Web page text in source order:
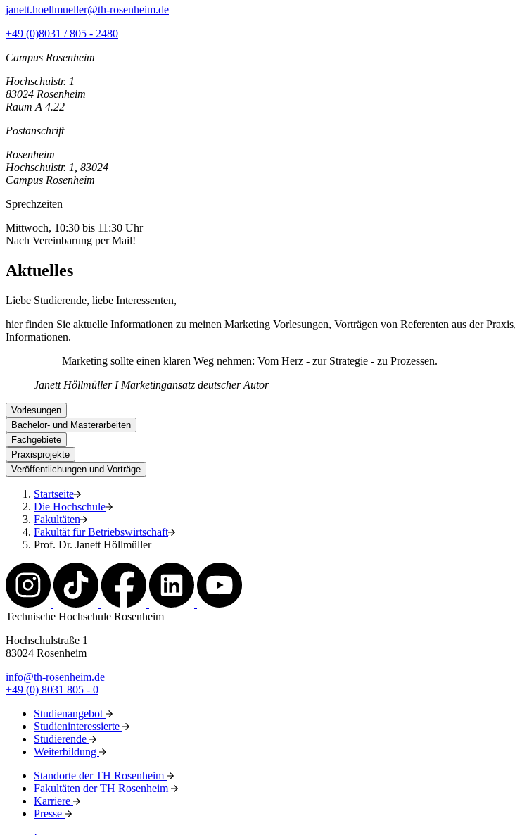
janett.hoellmueller@th-rosenheim.de
+49 (0)8031 / 805 - 2480
Campus Rosenheim
Hochschulstr. 1
83024 Rosenheim
Raum A 4.22
Postanschrift
Rosenheim
Hochschulstr. 1, 83024
Campus Rosenheim
Sprechzeiten
Mittwoch, 10:30 bis 11:30 Uhr
Nach Vereinbarung per Mail!
Aktuelles
Liebe Studierende, liebe Interessenten,
hier finden Sie aktuelle Informationen zu meinen Marketing Vorlesungen, Vorträgen von Referenten aus der
Informationen.
Marketing sollte einen klaren Weg nehmen: Vom Herz - zur Strategie - zu Prozessen.
Janett Höllmüller I Marketingansatz deutscher Autor
Vorlesungen
Bachelor- und Masterarbeiten
Fachgebiete
Praxisprojekte
Veröffentlichungen und Vorträge
Startseite
Die Hochschule
Fakultäten
Fakultät für Betriebswirtschaft
Prof. Dr. Janett Höllmüller
Technische Hochschule Rosenheim
Hochschulstraße 1
83024 Rosenheim
info@th-rosenheim.de
+49 (0) 8031 805 - 0
Studienangebot
Studieninteressierte
Studierende
Weiterbildung
Standorte der TH Rosenheim
Fakultäten der TH Rosenheim
Karriere
Presse